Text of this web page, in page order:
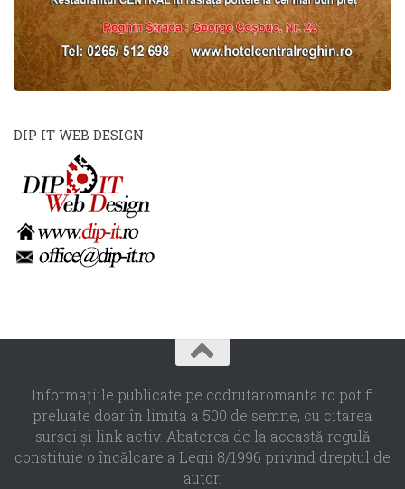
DIP IT WEB DESIGN
Informaţiile publicate pe codrutaromanta.ro pot fi
preluate doar în limita a 500 de semne, cu citarea
sursei şi link activ. Abaterea de la această regulă
constituie o încălcare a Legii 8/1996 privind dreptul de
autor.